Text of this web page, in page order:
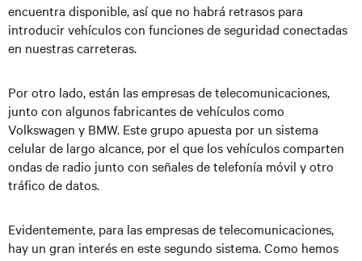
encuentra disponible, así que no habrá retrasos para
introducir vehículos con funciones de seguridad conectadas
en nuestras carreteras.
Por otro lado, están las empresas de telecomunicaciones,
junto con algunos fabricantes de vehículos como
Volkswagen y BMW. Este grupo apuesta por un sistema
celular de largo alcance, por el que los vehículos comparten
ondas de radio junto con señales de telefonía móvil y otro
tráfico de datos.
Evidentemente, para las empresas de telecomunicaciones,
hay un gran interés en este segundo sistema. Como hemos